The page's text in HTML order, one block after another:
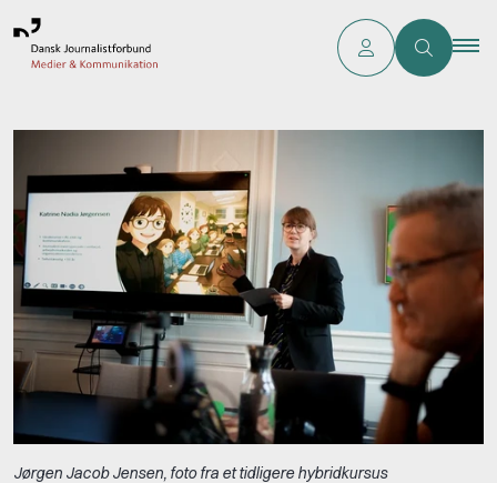
Jørgen Jacob Jensen, foto fra et tidligere hybridkursus